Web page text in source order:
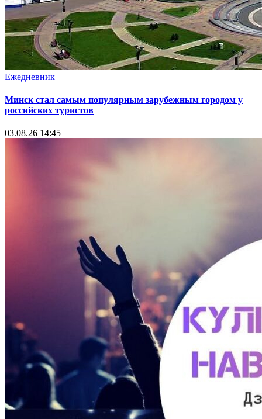
Ежедневник
Минск стал самым популярным зарубежным городом у
российских туристов
03.08.26 14:45